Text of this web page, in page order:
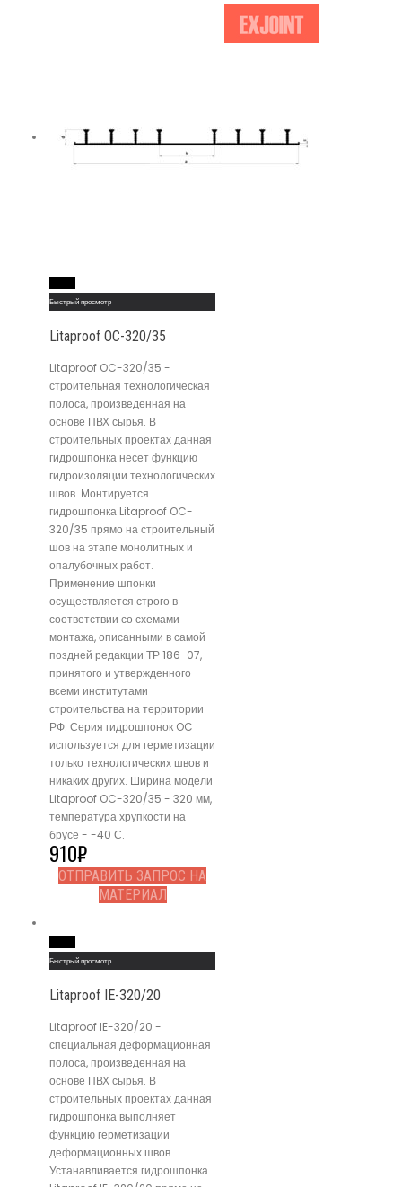
Быстрый просмотр
Litaproof OC-320/35
Litaproof OC-320/35 -
строительная технологическая
полоса, произведенная на
основе ПВХ сырья. В
строительных проектах данная
гидрошпонка несет функцию
гидроизоляции технологических
швов. Монтируется
гидрошпонка Litaproof OC-
320/35 прямо на строительный
шов на этапе монолитных и
опалубочных работ.
Применение шпонки
осуществляется строго в
соответствии со схемами
монтажа, описанными в самой
поздней редакции ТР 186-07,
принятого и утвержденного
всеми институтами
строительства на территории
РФ. Серия гидрошпонок OC
используется для герметизации
только технологических швов и
никаких других. Ширина модели
Litaproof OC-320/35 - 320 мм,
температура хрупкости на
брусе - -40 С.
910₽
ОТПРАВИТЬ ЗАПРОС НА
МАТЕРИАЛ
Быстрый просмотр
Litaproof IE-320/20
Litaproof IE-320/20 -
специальная деформационная
полоса, произведенная на
основе ПВХ сырья. В
строительных проектах данная
гидрошпонка выполняет
функцию герметизации
деформационных швов.
Устанавливается гидрошпонка